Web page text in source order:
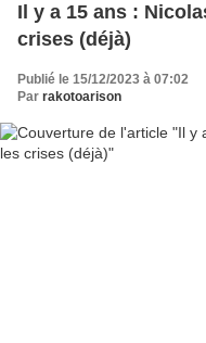
Il y a 15 ans :
crises (déjà)
Publié le 15/12/2023 à 07:02
Par rakotoarison